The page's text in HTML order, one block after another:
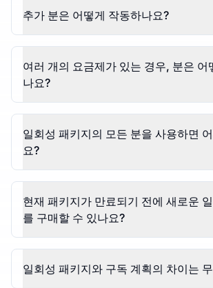
추가 분은 어떻게 작동하나요?
여러 개의 요금제가 있는 경우, 분은 어
나요?
일회성 패키지의 모든 분을 사용하면
요?
현재 패키지가 만료되기 전에 새로운
를 구매할 수 있나요?
일회성 패키지와 구독 계획의 차이는